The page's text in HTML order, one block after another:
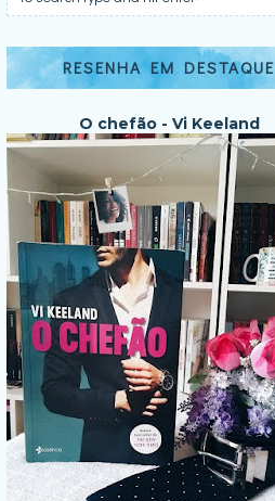
RESENHA EM DESTAQUE
O chefão - Vi Keeland